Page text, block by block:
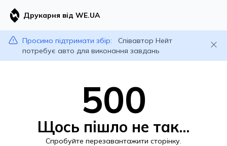
Друкарня від WE.UA
Просимо підтримати збір:
Співавтор Нейт
потребує авто для виконання завдань
500
Щось пішло не так...
Спробуйте перезавантажити сторінку.